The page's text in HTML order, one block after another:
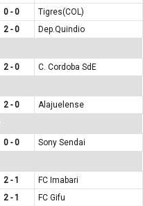
0 - 0
Tigres(COL)
2 - 0
Dep.Quindio
2 - 0
C. Cordoba SdE
2 - 0
Alajuelense
0 - 0
Sony Sendai
2 - 1
FC Imabari
2 - 1
FC Gifu